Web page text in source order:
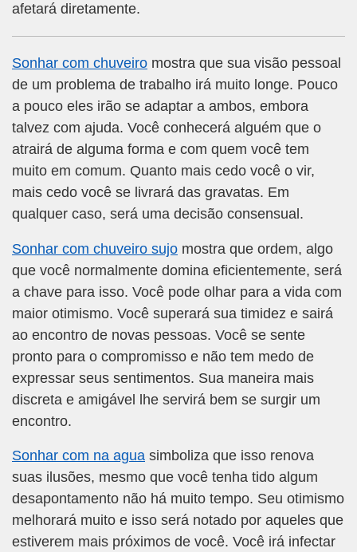
afetará diretamente.
Sonhar com chuveiro mostra que sua visão pessoal
de um problema de trabalho irá muito longe. Pouco
a pouco eles irão se adaptar a ambos, embora
talvez com ajuda. Você conhecerá alguém que o
atrairá de alguma forma e com quem você tem
muito em comum. Quanto mais cedo você o vir,
mais cedo você se livrará das gravatas. Em
qualquer caso, será uma decisão consensual.
Sonhar com chuveiro sujo mostra que ordem, algo
que você normalmente domina eficientemente, será
a chave para isso. Você pode olhar para a vida com
maior otimismo. Você superará sua timidez e sairá
ao encontro de novas pessoas. Você se sente
pronto para o compromisso e não tem medo de
expressar seus sentimentos. Sua maneira mais
discreta e amigável lhe servirá bem se surgir um
encontro.
Sonhar com na agua simboliza que isso renova
suas ilusões, mesmo que você tenha tido algum
desapontamento não há muito tempo. Seu otimismo
melhorará muito e isso será notado por aqueles que
estiverem mais próximos de você. Você irá infectar